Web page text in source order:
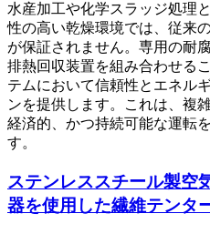
水産加工や化学スラッジ処理
性の高い乾燥環境では、従来
が保証されません。専用の耐
排熱回収装置を組み合わせる
テムにおいて信頼性とエネル
ンを提供します。これは、複
経済的、かつ持続可能な運転
す。
ステンレススチール製空
器を使用した繊維テンタ